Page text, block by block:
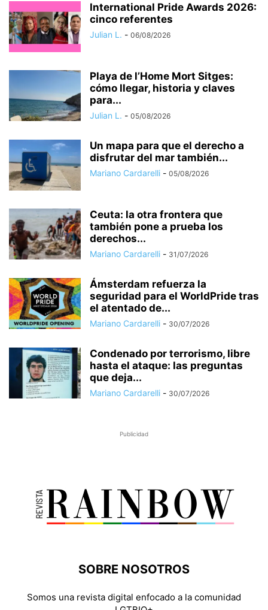
International Pride Awards 2026:
cinco referentes
Julian L. - 06/08/2026
Playa de l’Home Mort Sitges:
cómo llegar, historia y claves
para...
Julian L. - 05/08/2026
Un mapa para que el derecho a
disfrutar del mar también...
Mariano Cardarelli - 05/08/2026
Ceuta: la otra frontera que
también pone a prueba los
derechos...
Mariano Cardarelli - 31/07/2026
Ámsterdam refuerza la
seguridad para el WorldPride tras
el atentado de...
Mariano Cardarelli - 30/07/2026
Condenado por terrorismo, libre
hasta el ataque: las preguntas
que deja...
Mariano Cardarelli - 30/07/2026
Publicidad
SOBRE NOSOTROS
Somos una revista digital enfocado a la comunidad